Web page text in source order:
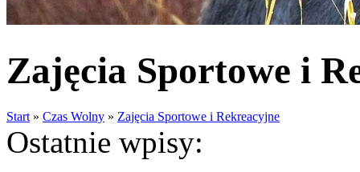
Zajęcia Sportowe i
Start » Czas Wolny » Zajęcia Sportowe i Rekreacyjne
Ostatnie wpisy: